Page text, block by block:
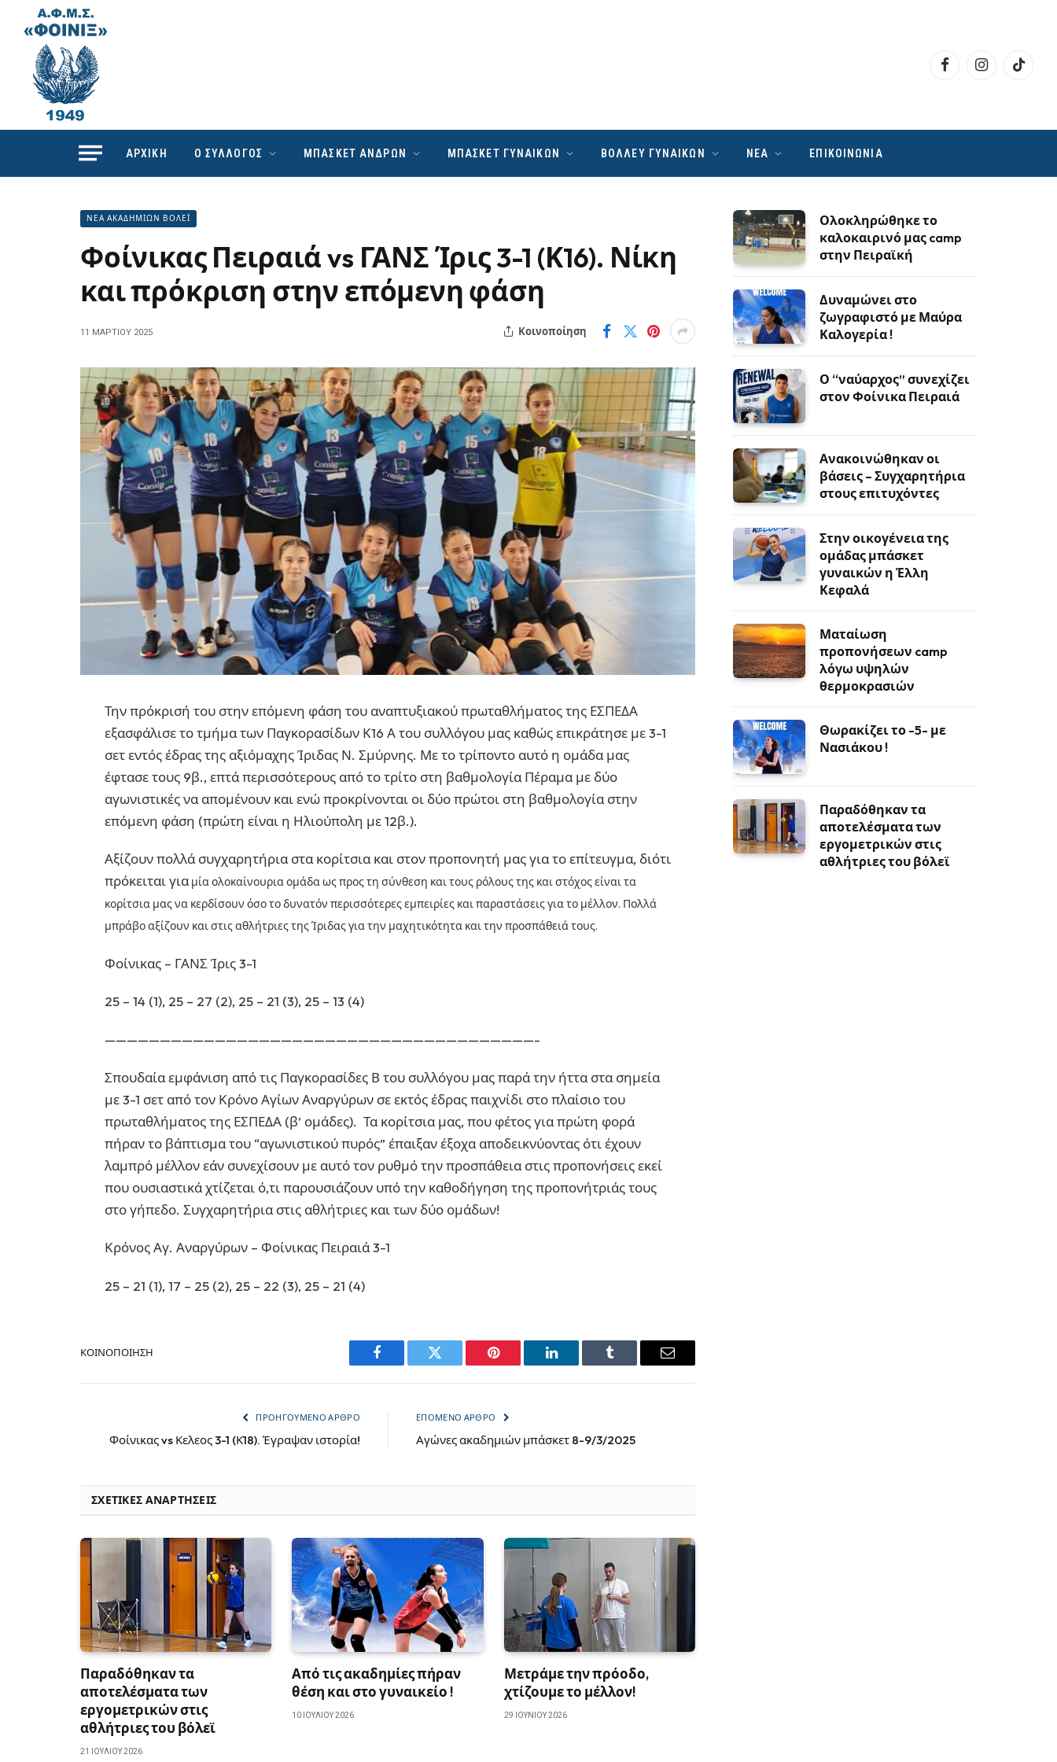
FacebookInstagramTikTok
ΑΡΧΙΚΗ Ο ΣΥΛΛΟΓΟΣ ΜΠΑΣΚΕΤ ΑΝΔΡΩΝ ΜΠΑΣΚΕΤ ΓΥΝΑΙΚΩΝ ΒΟΛΛΕΥ ΓΥΝΑΙΚΩΝ ΝΕΑ ΕΠΙΚΟΙΝΩΝΙΑ
ΝΕΑ ΑΚΑΔΗΜΙΩΝ ΒΟΛΕΪ
Φοίνικας Πειραιά vs ΓΑΝΣ Ίρις 3-1 (Κ16). Νίκη
και πρόκριση στην επόμενη φάση
11 ΜΑΡΤΊΟΥ 2025 Κοινοποίηση
Την πρόκρισή του στην επόμενη φάση του αναπτυξιακού πρωταθλήματος της ΕΣΠΕΔΑ
εξασφάλισε το τμήμα των Παγκορασίδων Κ16 Α του συλλόγου μας καθώς επικράτησε με 3-1
σετ εντός έδρας της αξιόμαχης Ίριδας Ν. Σμύρνης. Με το τρίποντο αυτό η ομάδα μας
έφτασε τους 9β., επτά περισσότερους από το τρίτο στη βαθμολογία Πέραμα με δύο
αγωνιστικές να απομένουν και ενώ προκρίνονται οι δύο πρώτοι στη βαθμολογία στην
επόμενη φάση (πρώτη είναι η Ηλιούπολη με 12β.).
Αξίζουν πολλά συγχαρητήρια στα κορίτσια και στον προπονητή μας για το επίτευγμα, διότι
πρόκειται γιαμία ολοκαίνουρια ομάδα ως προς τη σύνθεση και τους ρόλους της και στόχος είναι τα
κορίτσια μας να κερδίσουν όσο το δυνατόν περισσότερες εμπειρίες και παραστάσεις για το μέλλον. Πολλά
μπράβο αξίζουν και στις αθλήτριες της Ίριδας για την μαχητικότητα και την προσπάθειά τους.
Φοίνικας – ΓΑΝΣ Ίρις 3-1
25 – 14 (1), 25 – 27 (2), 25 – 21 (3), 25 – 13 (4)
———————————————————————————————————————-
Σπουδαία εμφάνιση από τις Παγκορασίδες Β του συλλόγου μας παρά την ήττα στα σημεία
με 3-1 σετ από τον Κρόνο Αγίων Αναργύρων σε εκτός έδρας παιχνίδι στο πλαίσιο του
πρωταθλήματος της ΕΣΠΕΔΑ (β’ ομάδες). Τα κορίτσια μας, που φέτος για πρώτη φορά
πήραν το βάπτισμα του “αγωνιστικού πυρός” έπαιξαν έξοχα αποδεικνύοντας ότι έχουν
λαμπρό μέλλον εάν συνεχίσουν με αυτό τον ρυθμό την προσπάθεια στις προπονήσεις εκεί
που ουσιαστικά χτίζεται ό,τι παρουσιάζουν υπό την καθοδήγηση της προπονήτριάς τους
στο γήπεδο. Συγχαρητήρια στις αθλήτριες και των δύο ομάδων!
Κρόνος Αγ. Αναργύρων – Φοίνικας Πειραιά 3-1
25 – 21 (1), 17 – 25 (2), 25 – 22 (3), 25 – 21 (4)
ΚΟΙΝΟΠΟΊΗΣΗ
Facebook Twitter Pinterest LinkedIn Tumblr Email
ΠΡΟΗΓΟΎΜΕΝΟ ΆΡΘΡΟ
Φοίνικας vs Κελεος 3-1 (Κ18). Έγραψαν ιστορία!
ΕΠΌΜΕΝΟ ΆΡΘΡΟ
Αγώνες ακαδημιών μπάσκετ 8-9/3/2025
ΣΧΕΤΙΚΈΣ ΑΝΑΡΤΉΣΕΙΣ
Παραδόθηκαν τα
αποτελέσματα των
εργομετρικών στις
αθλήτριες του βόλεϊ
21 ΙΟΥΛΊΟΥ 2026
Από τις ακαδημίες πήραν
θέση και στο γυναικείο !
10 ΙΟΥΛΊΟΥ 2026
Μετράμε την πρόοδο,
χτίζουμε το μέλλον!
29 ΙΟΥΝΊΟΥ 2026
Ολοκληρώθηκε το
καλοκαιρινό μας camp
στην Πειραϊκή
Δυναμώνει στο
ζωγραφιστό με Μαύρα
Καλογερία !
Ο “ναύαρχος” συνεχίζει
στον Φοίνικα Πειραιά
Ανακοινώθηκαν οι
βάσεις – Συγχαρητήρια
στους επιτυχόντες
Στην οικογένεια της
ομάδας μπάσκετ
γυναικών η Έλλη
Κεφαλά
Ματαίωση
προπονήσεων camp
λόγω υψηλών
θερμοκρασιών
Θωρακίζει το -5- με
Νασιάκου !
Παραδόθηκαν τα
αποτελέσματα των
εργομετρικών στις
αθλήτριες του βόλεϊ